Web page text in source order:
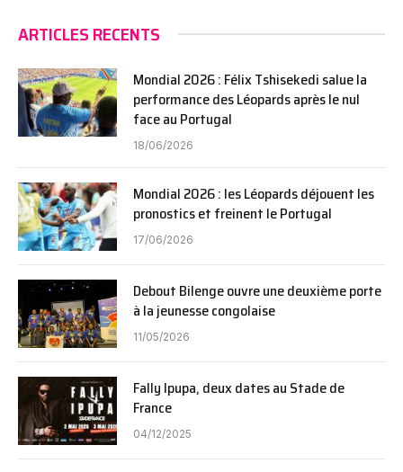
ARTICLES RECENTS
Mondial 2026 : Félix Tshisekedi salue la
performance des Léopards après le nul
face au Portugal
18/06/2026
Mondial 2026 : les Léopards déjouent les
pronostics et freinent le Portugal
17/06/2026
Debout Bilenge ouvre une deuxième porte
à la jeunesse congolaise
11/05/2026
Fally Ipupa, deux dates au Stade de
France
04/12/2025